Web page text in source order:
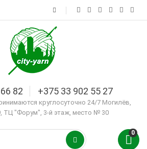
82 +375 33 902 55 27
круглосуточно 24/7 Могилёв,
ТЦ "Форум", 3-й этаж, место № 30
0